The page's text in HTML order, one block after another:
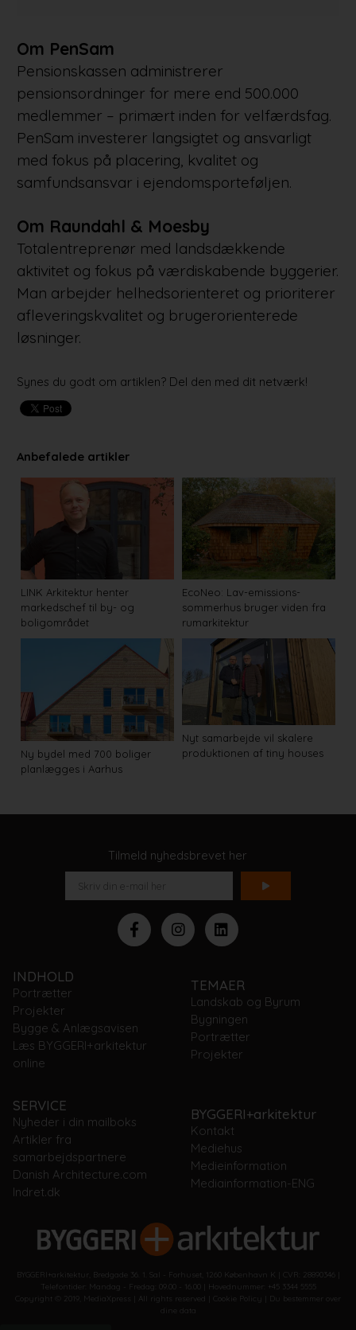
Om PenSam
Pensionskassen administrerer
pensionsordninger for mere end 500.000
medlemmer – primært inden for velfærdsfag.
PenSam investerer langsigtet og ansvarligt
med fokus på placering, kvalitet og
samfundsansvar i ejendomsporteføljen.
Om Raundahl & Moesby
Totalentreprenør med landsdækkende
aktivitet og fokus på værdiskabende byggerier.
Man arbejder helhedsorienteret og prioriterer
afleveringskvalitet og brugerorienterede
løsninger.
Synes du godt om artiklen? Del den med dit netværk!
Anbefalede artikler
LINK Arkitektur henter
markedschef til by- og
boligområdet
EcoNeo: Lav-emissions-
sommerhus bruger viden fra
rumarkitektur
Ny bydel med 700 boliger
planlægges i Aarhus
Nyt samarbejde vil skalere
produktionen af tiny houses
Tilmeld nyhedsbrevet her
INDHOLD
Portrætter
Projekter
Bygge & Anlægsavisen
Læs BYGGERI+arkitektur
online
TEMAER
Landskab og Byrum
Bygningen
Portrætter
Projekter
SERVICE
Nyheder i din mailboks
Artikler fra
samarbejdspartnere
Danish Architecture.com
Indret.dk
BYGGERI+arkitektur
Kontakt
Mediehus
Medieinformation
Mediainformation-ENG
BYGGERI+arkitektur, Bredgade 36. 1. Sal - Forhuset, 1260 København K | CVR: 28890346 |
Telefontider: Mandag - Fredag: 09.00 - 16.00 | Hovednummer: +45 3344 5555
Copyright © 2019, MediaXpress | All rights reserved |
Cookie Policy
Du bestemmer over
dine data